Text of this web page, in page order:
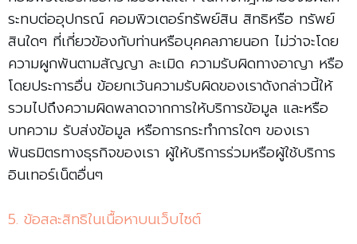
ระทบต่ออุปกรณ์ คอมพิวเตอร์ทรัพย์สิน สิทธิหรือ ทรัพย์
สินใดๆ ที่เกี่ยวข้องกับท่านหรือบุคคลภายนอก ไม่ว่าจะโดย
ความผูกพันตามสัญญา ละเมิด ความรับผิดทางอาญา หรือ
โดยประการอื่น ข้อยกเว้นความรับผิดของเราดังกล่าวนี้ให้
รวมไปถึงความผิดพลาดจากการให้บริการข้อมูล และหรือ
บทความ รับส่งข้อมูล หรือการกระทำการใดๆ ของเรา
พันธมิตรทางธุรกิจของเรา ผู้ให้บริการร่วมหรือผู้ใช้บริการ
อินเทอร์เน็ตอื่นๆ
5. ข้อสละสิทธิในเนื้อหาบนเว็บไซต์